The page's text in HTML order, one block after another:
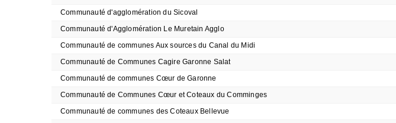
Communauté d'agglomération du Sicoval
Communauté d'Agglomération Le Muretain Agglo
Communauté de communes Aux sources du Canal du Midi
Communauté de Communes Cagire Garonne Salat
Communauté de communes Cœur de Garonne
Communauté de Communes Cœur et Coteaux du Comminges
Communauté de communes des Coteaux Bellevue